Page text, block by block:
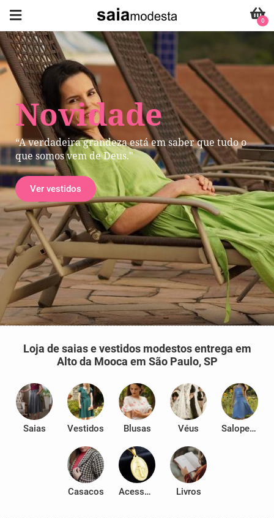
Novidade
“A verdadeira grandeza está em saber que tudo o
que somos vem de Deus."
Ver vestidos
0
Loja de saias e vestidos modestos entrega em
Alto da Mooca em São Paulo, SP
Saias Vestidos Blusas Véus Salopetes
Casacos Acessórios Livros